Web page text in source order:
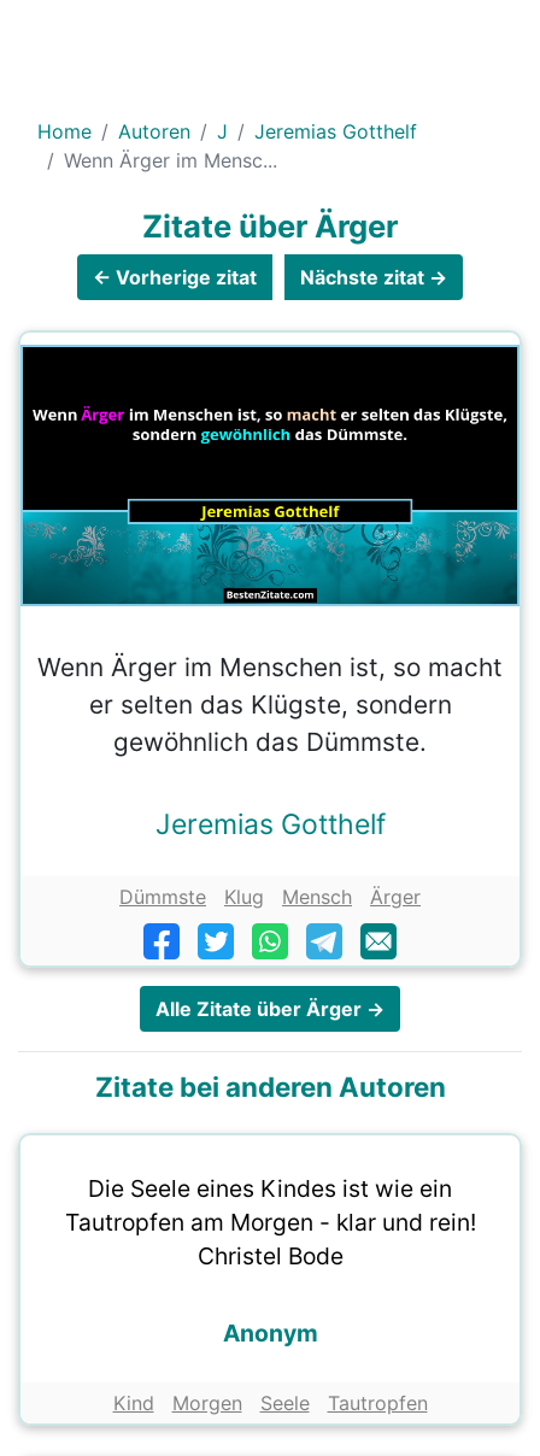
Home Autoren J
Jeremias Gotthelf
Wenn Ärger im Mensc...
Zitate über Ärger
← Vorherige zitat Nächste zitat →
Wenn Ärger im Menschen ist, so macht
er selten das Klügste, sondern
gewöhnlich das Dümmste.
Jeremias Gotthelf
Dümmste Klug Mensch Ärger
Alle Zitate über Ärger →
Zitate bei anderen Autoren
Die Seele eines Kindes ist wie ein
Tautropfen am Morgen - klar und rein!
Christel Bode
Anonym
Kind Morgen Seele Tautropfen